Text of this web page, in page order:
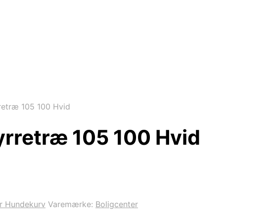
105 100 Hvid
105 100 Hvid
Hundekurv Varemærke: Boligcenter